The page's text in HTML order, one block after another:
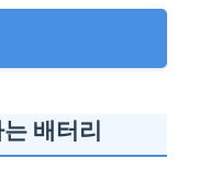
배터리